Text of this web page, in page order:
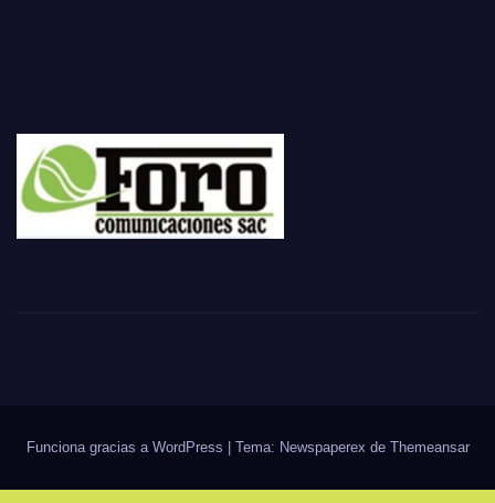
Funciona gracias a WordPress | Tema: Newspaperex de Themeansar